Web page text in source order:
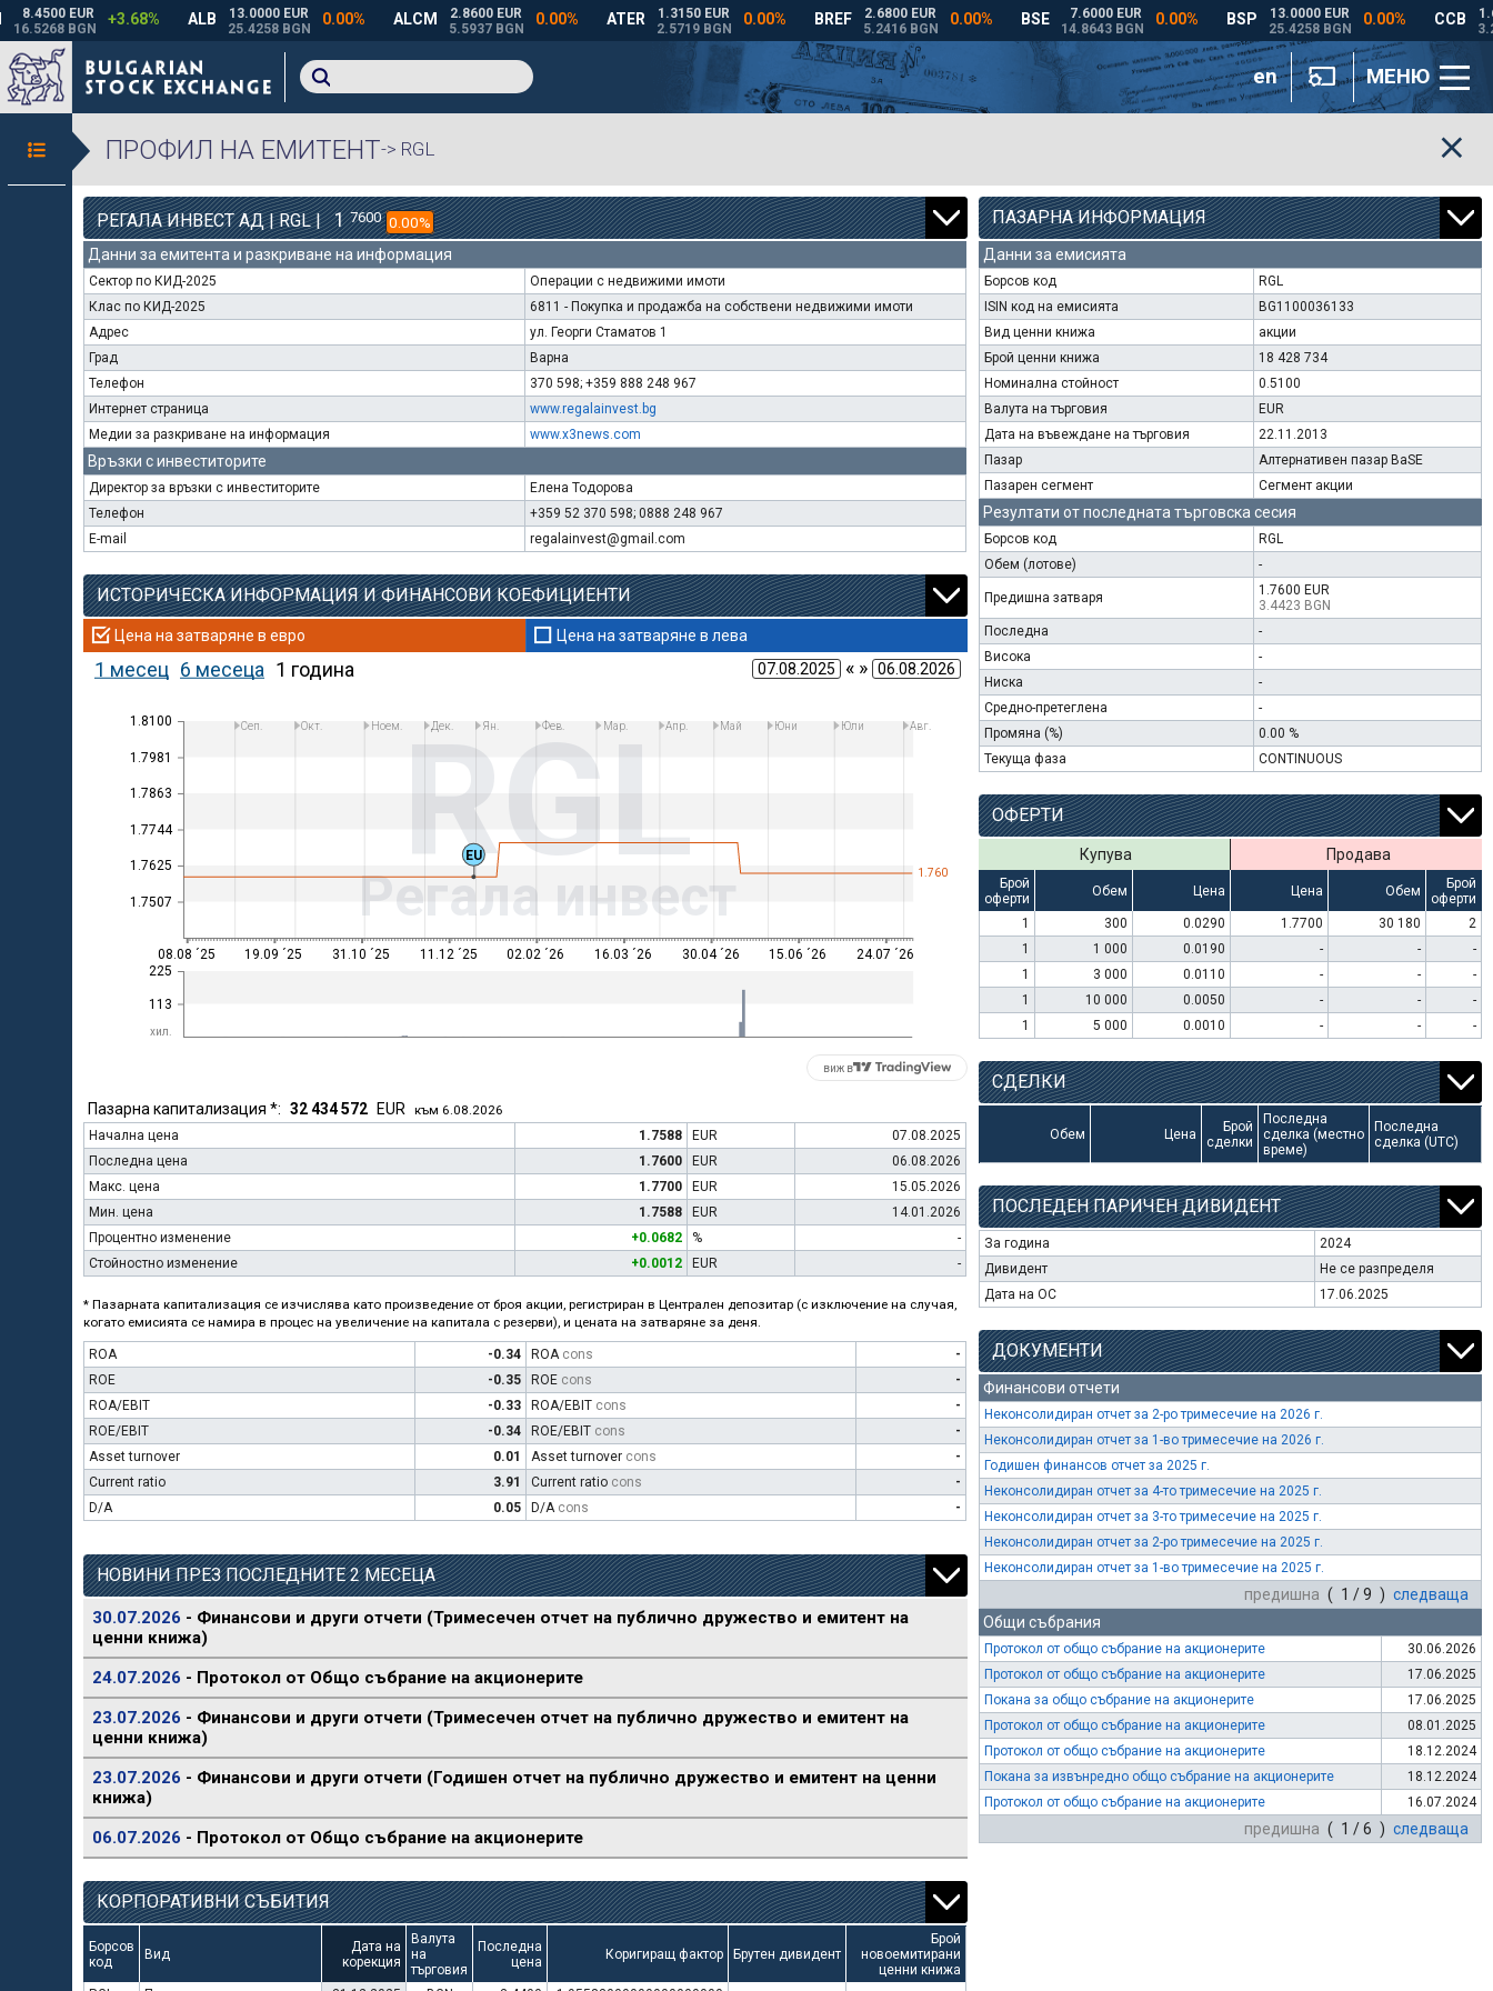
en МЕНЮ
ПРОФИЛ НА ЕМИТЕНТ-> RGL
РЕГАЛА ИНВЕСТ АД | RGL | 1 7600 0.00%
Данни за емитента и разкриване на информация
Сектор по КИД-2025
Операции с недвижими имоти
Клас по КИД-2025
6811 - Покупка и продажба на собствени недвижими имоти
Адрес
ул. Георги Стаматов 1
Град
Варна
Телефон
370 598; +359 888 248 967
Интернет страница
www.regalainvest.bg
Медии за разкриване на информация
www.x3news.com
Връзки с инвеститорите
Директор за връзки с инвеститорите
Елена Тодорова
Телефон
+359 52 370 598; 0888 248 967
E-mail
regalainvest@gmail.com
ИСТОРИЧЕСКА ИНФОРМАЦИЯ И ФИНАНСОВИ КОЕФИЦИЕНТИ
Цена на затваряне в евро Цена на затваряне в лева
1 месец 6 месеца 1 година « »
1.7507
1.7625
1.7744
1.7863
1.7981
1.8100 RGL
Регала инвест
хил.
113
225
1.760
08.08 ´25
Сеп.
19.09 ´25
Окт.
31.10 ´25
Ноем. Дек.
11.12 ´25
Ян.
02.02 ´26
Фев. Мар.
16.03 ´26
Апр.
30.04 ´26
Май Юни
15.06 ´26
Юли
24.07 ´26
Авг.
EU
виж в
Пазарна капитализация *: 32 434 572 EUR към 6.08.2026
Начална цена
1.7588 EUR
07.08.2025
Последна цена
1.7600 EUR
06.08.2026
Макс. цена
1.7700 EUR
15.05.2026
Мин. цена
1.7588 EUR
14.01.2026
Процентно изменение
+0.0682 %
-
Стойностно изменение
+0.0012 EUR -
* Пазарната капитализация се изчислява като произведение от броя акции, регистриран в Централен депозитар (с изключение на случая,
когато емисията се намира в процес на увеличение на капитала с резерви), и цената на затваряне за деня.
ROA -0.34 ROA cons
-
ROE
-0.35 ROE cons
-
ROA/EBIT
-0.33 ROA/EBIT cons
-
ROE/EBIT
-0.34 ROE/EBIT cons
-
Asset turnover
0.01 Asset turnover cons
-
Current ratio
3.91 Current ratio cons
-
D/A
0.05 D/A cons -
НОВИНИ ПРЕЗ ПОСЛЕДНИТЕ 2 МЕСЕЦА
30.07.2026 - Финансови и други отчети (Тримесечен отчет на публично дружество и емитент на
ценни книжа)
24.07.2026 - Протокол от Общо събрание на акционерите
23.07.2026 - Финансови и други отчети (Тримесечен отчет на публично дружество и емитент на
ценни книжа)
23.07.2026 - Финансови и други отчети (Годишен отчет на публично дружество и емитент на ценни
книжа)
06.07.2026 - Протокол от Общо събрание на акционерите
КОРПОРАТИВНИ СЪБИТИЯ
Борсов
код
Вид
Дата на
корекция
Валута
на
търговия
Последна
цена
Коригиращ фактор Брутен дивидент
Брой
новоемитирани
ценни книжа
ПАЗАРНА ИНФОРМАЦИЯ
Данни за емисията
Борсов код
RGL
ISIN код на емисията
BG1100036133
Вид ценни книжа
акции
Брой ценни книжа
18 428 734
Номинална стойност
0.5100
Валута на търговия
EUR
Дата на въвеждане на търговия
22.11.2013
Пазар
Алтернативен пазар BaSE
Пазарен сегмент
Сегмент акции
Резултати от последната търговска сесия
Борсов код
RGL
Обем (лотове)
-
Предишна затваря
1.7600 EUR
3.4423 BGN
Последна
-
Висока
-
Ниска
-
Средно-претеглена
-
Промяна (%)
0.00 %
Текуща фаза
CONTINUOUS
ОФЕРТИ
Купува Продава
Брой
оферти
Обем Цена Цена Обем
Брой
оферти
1
300 0.0290 1.7700 30 180
2
1
1 000 0.0190 - -
-
1
3 000 0.0110 - -
-
1
10 000 0.0050 - -
-
1
5 000 0.0010 - - -
СДЕЛКИ
Обем Цена
Брой
сделки
Последна
сделка (местно
време)
Последна
сделка (UTC)
ПОСЛЕДЕН ПАРИЧЕН ДИВИДЕНТ
За година
2024
Дивидент
Не се разпределя
Дата на ОС
17.06.2025
ДОКУМЕНТИ
Финансови отчети
Неконсолидиран отчет за 2-ро тримесечие на 2026 г.
Неконсолидиран отчет за 1-во тримесечие на 2026 г.
Годишен финансов отчет за 2025 г.
Неконсолидиран отчет за 4-то тримесечие на 2025 г.
Неконсолидиран отчет за 3-то тримесечие на 2025 г.
Неконсолидиран отчет за 2-ро тримесечие на 2025 г.
Неконсолидиран отчет за 1-во тримесечие на 2025 г.
предишна ( 1 / 9 ) следваща
Общи събрания
Протокол от общо събрание на акционерите
30.06.2026
Протокол от общо събрание на акционерите
17.06.2025
Покана за общо събрание на акционерите
17.06.2025
Протокол от общо събрание на акционерите
08.01.2025
Протокол от общо събрание на акционерите
18.12.2024
Покана за извънредно общо събрание на акционерите
18.12.2024
Протокол от общо събрание на акционерите
16.07.2024
предишна ( 1 / 6 ) следваща